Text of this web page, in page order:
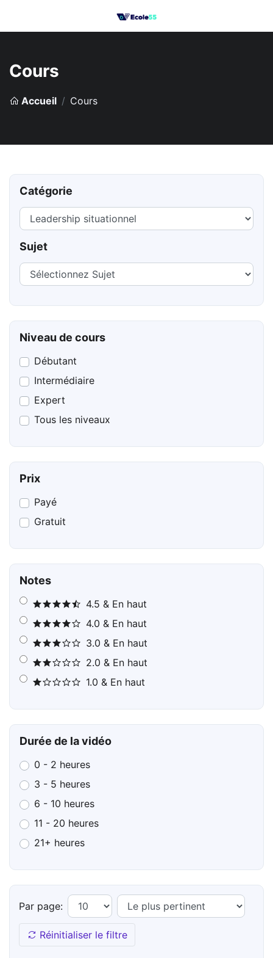
Cours
Accueil Cours
Catégorie
Sujet
Niveau de cours
Débutant
Intermédiaire
Expert
Tous les niveaux
Prix
Payé
Gratuit
Notes
4.5 & En haut
4.0 & En haut
3.0 & En haut
2.0 & En haut
1.0 & En haut
Durée de la vidéo
0 - 2 heures
3 - 5 heures
6 - 10 heures
11 - 20 heures
21+ heures
Par page:
Réinitialiser le filtre